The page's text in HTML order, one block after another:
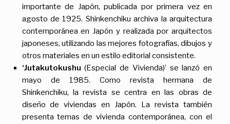
importante de Japón, publicada por primera vez en
agosto de 1925. Shinkenchiku archiva la arquitectura
contemporánea en Japón y realizada por arquitectos
japoneses, utilizando las mejores fotografías, dibujos y
otros materiales en un estilo editorial consistente.
‘Jutakutokushu(Especial de Vivienda)’ se lanzó en
mayo de 1985. Como revista hermana de
Shinkenchiku, la revista se centra en las obras de
diseño de viviendas en Japón. La revista también
presenta temas de vivienda contemporánea, con el